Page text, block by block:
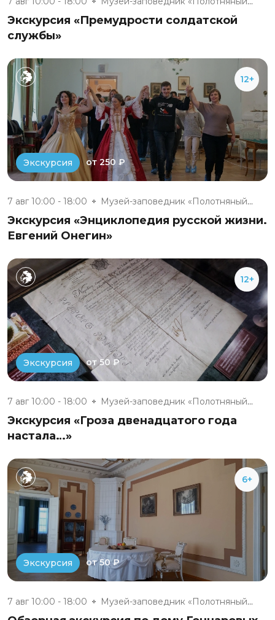
Экскурсия «Премудрости солдатской
службы»
12+
Экскурсия от 250 ₽
7 авг 10:00 - 18:00 Музей-заповедник «Полотняный З...
Экскурсия «Энциклопедия русской жизни.
Евгений Онегин»
12+
Экскурсия от 50 ₽
7 авг 10:00 - 18:00 Музей-заповедник «Полотняный З...
Экскурсия «Гроза двенадцатого года
настала…»
6+
Экскурсия от 50 ₽
7 авг 10:00 - 18:00 Музей-заповедник «Полотняный З...